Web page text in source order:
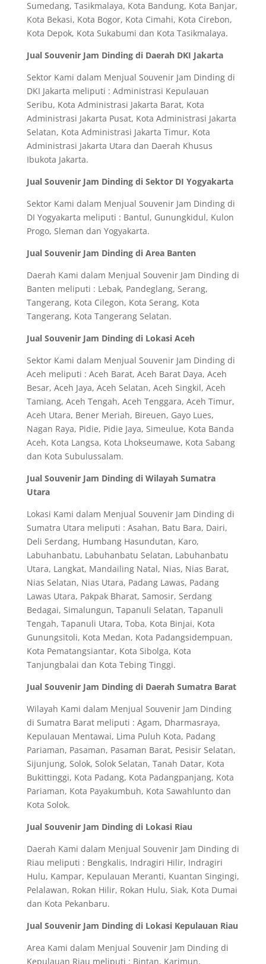
Sumedang, Tasikmalaya, Kota Bandung, Kota Banjar,
Kota Bekasi, Kota Bogor, Kota Cimahi, Kota Cirebon,
Kota Depok, Kota Sukabumi dan Kota Tasikmalaya.
Jual Souvenir Jam Dinding di Daerah DKI Jakarta
Sektor Kami dalam Menjual Souvenir Jam Dinding di
DKI Jakarta meliputi : Administrasi Kepulauan
Seribu, Kota Administrasi Jakarta Barat, Kota
Administrasi Jakarta Pusat, Kota Administrasi Jakarta
Selatan, Kota Administrasi Jakarta Timur, Kota
Administrasi Jakarta Utara dan Daerah Khusus
Ibukota Jakarta.
Jual Souvenir Jam Dinding di Sektor DI Yogyakarta
Sektor Kami dalam Menjual Souvenir Jam Dinding di
DI Yogyakarta meliputi : Bantul, Gunungkidul, Kulon
Progo, Sleman dan Yogyakarta.
Jual Souvenir Jam Dinding di Area Banten
Daerah Kami dalam Menjual Souvenir Jam Dinding di
Banten meliputi : Lebak, Pandeglang, Serang,
Tangerang, Kota Cilegon, Kota Serang, Kota
Tangerang, Kota Tangerang Selatan.
Jual Souvenir Jam Dinding di Lokasi Aceh
Sektor Kami dalam Menjual Souvenir Jam Dinding di
Aceh meliputi : Aceh Barat, Aceh Barat Daya, Aceh
Besar, Aceh Jaya, Aceh Selatan, Aceh Singkil, Aceh
Tamiang, Aceh Tengah, Aceh Tenggara, Aceh Timur,
Aceh Utara, Bener Meriah, Bireuen, Gayo Lues,
Nagan Raya, Pidie, Pidie Jaya, Simeulue, Kota Banda
Aceh, Kota Langsa, Kota Lhokseumawe, Kota Sabang
dan Kota Subulussalam.
Jual Souvenir Jam Dinding di Wilayah Sumatra
Utara
Lokasi Kami dalam Menjual Souvenir Jam Dinding di
Sumatra Utara meliputi : Asahan, Batu Bara, Dairi,
Deli Serdang, Humbang Hasundutan, Karo,
Labuhanbatu, Labuhanbatu Selatan, Labuhanbatu
Utara, Langkat, Mandailing Natal, Nias, Nias Barat,
Nias Selatan, Nias Utara, Padang Lawas, Padang
Lawas Utara, Pakpak Bharat, Samosir, Serdang
Bedagai, Simalungun, Tapanuli Selatan, Tapanuli
Tengah, Tapanuli Utara, Toba, Kota Binjai, Kota
Gunungsitoli, Kota Medan, Kota Padangsidempuan,
Kota Pematangsiantar, Kota Sibolga, Kota
Tanjungbalai dan Kota Tebing Tinggi.
Jual Souvenir Jam Dinding di Daerah Sumatra Barat
Wilayah Kami dalam Menjual Souvenir Jam Dinding
di Sumatra Barat meliputi : Agam, Dharmasraya,
Kepulauan Mentawai, Lima Puluh Kota, Padang
Pariaman, Pasaman, Pasaman Barat, Pesisir Selatan,
Sijunjung, Solok, Solok Selatan, Tanah Datar, Kota
Bukittinggi, Kota Padang, Kota Padangpanjang, Kota
Pariaman, Kota Payakumbuh, Kota Sawahlunto dan
Kota Solok.
Jual Souvenir Jam Dinding di Lokasi Riau
Daerah Kami dalam Menjual Souvenir Jam Dinding di
Riau meliputi : Bengkalis, Indragiri Hilir, Indragiri
Hulu, Kampar, Kepulauan Meranti, Kuantan Singingi,
Pelalawan, Rokan Hilir, Rokan Hulu, Siak, Kota Dumai
dan Kota Pekanbaru.
Jual Souvenir Jam Dinding di Lokasi Kepulauan Riau
Area Kami dalam Menjual Souvenir Jam Dinding di
Kepulauan Riau meliputi : Bintan, Karimun,